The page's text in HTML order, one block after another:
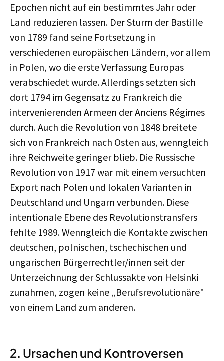
Epochen nicht auf ein bestimmtes Jahr oder
Land reduzieren lassen. Der Sturm der Bastille
von 1789 fand seine Fortsetzung in
verschiedenen europäischen Ländern, vor allem
in Polen, wo die erste Verfassung Europas
verabschiedet wurde. Allerdings setzten sich
dort 1794 im Gegensatz zu Frankreich die
intervenierenden Armeen der Anciens Régimes
durch. Auch die Revolution von 1848 breitete
sich von Frankreich nach Osten aus, wenngleich
ihre Reichweite geringer blieb. Die Russische
Revolution von 1917 war mit einem versuchten
Export nach Polen und lokalen Varianten in
Deutschland und Ungarn verbunden. Diese
intentionale Ebene des Revolutionstransfers
fehlte 1989. Wenngleich die Kontakte zwischen
deutschen, polnischen, tschechischen und
ungarischen Bürgerrechtler/innen seit der
Unterzeichnung der Schlussakte von Helsinki
zunahmen, zogen keine „Berufsrevolutionäre"
von einem Land zum anderen.
2. Ursachen und Kontroversen